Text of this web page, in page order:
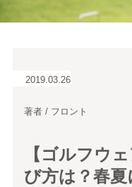
2019.03.26
著者 / フロント
【ゴルフウ
び方は？春